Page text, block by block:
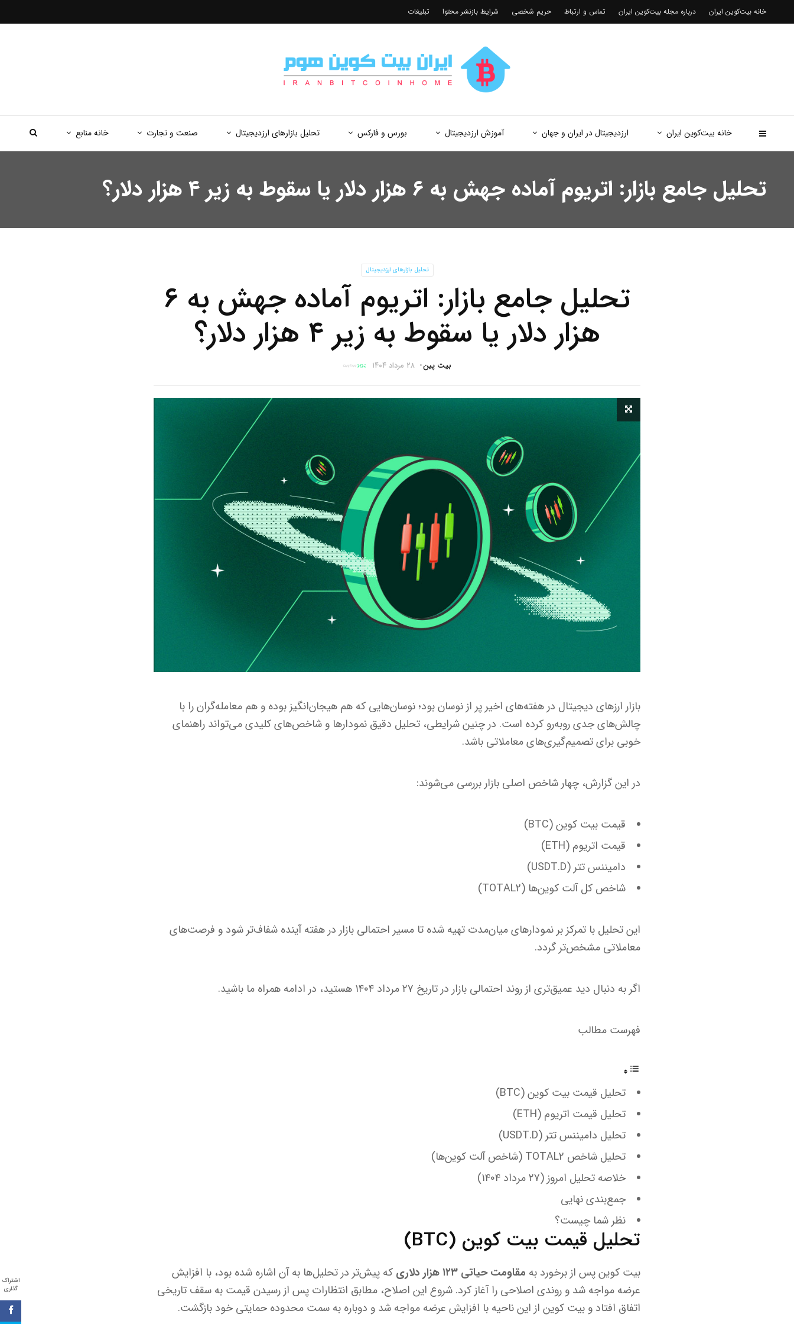
خانه بیت‌کوین ایران ارزدیجیتال در ایران و جهان آموزش ارزدیجیتال بورس و فارکس تحلیل بازارهای ارزدیجیتال صنعت و تجارت خانه منابع
خانه بیت‌کوین ایران درباره مجله بیت‌کوین ایران تماس و ارتباط حریم شخصی شرایط بازنشر محتوا تبلیغات
تحلیل جامع بازار: اتریوم آماده جهش به ۶ هزار دلار یا سقوط به زیر ۴ هزار دلار؟
تحلیل بازارهای ارزدیجیتال
تحلیل جامع بازار: اتریوم آماده جهش به ۶
هزار دلار یا سقوط به زیر ۴ هزار دلار؟
بیت پین ۲۸ مرداد ۱۴۰۴
اشتراک
گذاری
بازار ارزهای دیجیتال در هفته‌های اخیر پر از نوسان بود؛ نوسان‌هایی که هم هیجان‌انگیز بوده و هم معامله‌گران را با
چالش‌های جدی روبه‌رو کرده است. در چنین شرایطی، تحلیل دقیق نمودارها و شاخص‌های کلیدی می‌تواند راهنمای
خوبی برای تصمیم‌گیری‌های معاملاتی باشد.
در این گزارش، چهار شاخص اصلی بازار بررسی می‌شوند:
قیمت بیت کوین (BTC)
قیمت اتریوم (ETH)
دامیننس تتر (USDT.D)
شاخص کل آلت کوین‌ها (TOTAL2)
این تحلیل با تمرکز بر نمودارهای میان‌مدت تهیه شده تا مسیر احتمالی بازار در هفته آینده شفاف‌تر شود و فرصت‌های
معاملاتی مشخص‌تر گردد.
اگر به دنبال دید عمیق‌تری از روند احتمالی بازار در تاریخ ۲۷ مرداد ۱۴۰۴ هستید، در ادامه همراه ما باشید.
فهرست مطالب
تحلیل قیمت بیت کوین (BTC)
تحلیل قیمت اتریوم (ETH)
تحلیل دامیننس تتر (USDT.D)
تحلیل شاخص TOTAL2 (شاخص آلت‌ کوین‌ها)
خلاصه تحلیل امروز (۲۷ مرداد ۱۴۰۴)
جمع‌بندی نهایی
نظر شما چیست؟
تحلیل قیمت بیت کوین (BTC)
بیت کوین پس از برخورد به مقاومت حیاتی ۱۲۳ هزار دلاری
که پیش‌تر در تحلیل‌ها به آن اشاره شده بود، با افزایش
عرضه مواجه شد و روندی اصلاحی را آغاز کرد. شروع این اصلاح، مطابق انتظارات پس از رسیدن قیمت به سقف تاریخی
اتفاق افتاد و بیت کوین از این ناحیه با افزایش عرضه مواجه شد و دوباره به سمت محدوده حمایتی خود بازگشت.